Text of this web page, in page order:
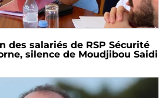
des salariés de RSP Sécurité
silence de Moudjibou Saidi